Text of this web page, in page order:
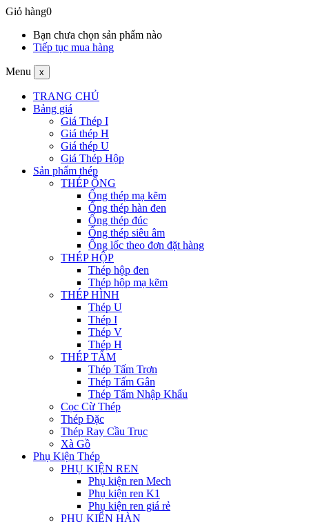
Giỏ hàng0
Bạn chưa chọn sản phẩm nào
Tiếp tục mua hàng
Menu x
TRANG CHỦ
Bảng giá
Giá Thép I
Giá thép H
Giá thép U
Giá Thép Hộp
Sản phẩm thép
THÉP ỐNG
Ống thép mạ kẽm
Ống thép hàn đen
Ống thép đúc
Ống thép siêu âm
Ống lốc theo đơn đặt hàng
THÉP HỘP
Thép hộp đen
Thép hộp mạ kẽm
THÉP HÌNH
Thép U
Thép I
Thép V
Thép H
THÉP TẤM
Thép Tấm Trơn
Thép Tấm Gân
Thép Tấm Nhập Khẩu
Cọc Cừ Thép
Thép Đặc
Thép Ray Cầu Trục
Xà Gồ
Phụ Kiện Thép
PHỤ KIỆN REN
Phụ kiện ren Mech
Phụ kiện ren K1
Phụ kiện ren giá rẻ
PHỤ KIỆN HÀN